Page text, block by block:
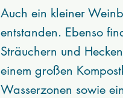
Auch ein kleiner
entstanden. Ebenso
Sträuchern und
einem großen
Wasserzonen sowie